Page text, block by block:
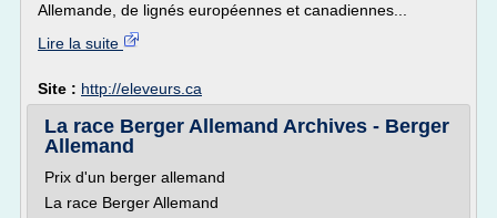
Allemande, de lignés européennes et canadiennes...
Lire la suite
Site : http://eleveurs.ca
La race Berger Allemand Archives - Berger
Allemand
Prix d'un berger allemand
La race Berger Allemand